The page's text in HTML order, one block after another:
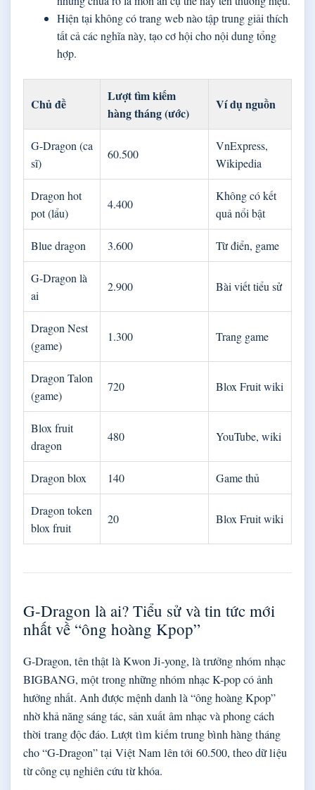
Hiện tại không có trang web nào tập trung giải thích
tất cả các nghĩa này, tạo cơ hội cho nội dung tổng
hợp.
Chủ đề
Lượt tìm kiếm
hàng tháng (ước)
Ví dụ nguồn
G-Dragon (ca
sĩ)
60.500
VnExpress,
Wikipedia
Dragon hot
pot (lẩu)
4.400
Không có kết
quả nổi bật
Blue dragon 3.600 Từ điển, game
G-Dragon là
ai
2.900 Bài viết tiểu sử
Dragon Nest
(game)
1.300 Trang game
Dragon Talon
(game)
720 Blox Fruit wiki
Blox fruit
dragon
480 YouTube, wiki
Dragon blox 140 Game thủ
Dragon token
blox fruit
20 Blox Fruit wiki
G-Dragon là ai? Tiểu sử và tin tức mới
nhất về “ông hoàng Kpop”
G-Dragon, tên thật là Kwon Ji-yong, là trưởng nhóm nhạc
BIGBANG, một trong những nhóm nhạc K-pop có ảnh
hưởng nhất. Anh được mệnh danh là “ông hoàng Kpop”
nhờ khả năng sáng tác, sản xuất âm nhạc và phong cách
thời trang độc đáo. Lượt tìm kiếm trung bình hàng tháng
cho “G-Dragon” tại Việt Nam lên tới 60.500, theo dữ liệu
từ công cụ nghiên cứu từ khóa.